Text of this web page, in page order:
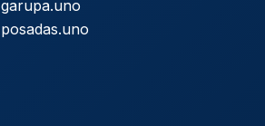
garupa.uno
posadas.uno